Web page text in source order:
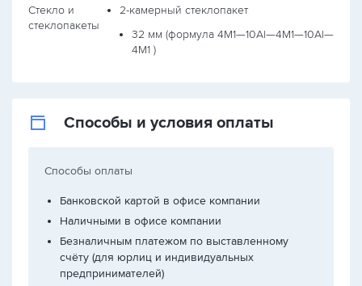
Стекло и
стеклопакеты
2-камерный стеклопакет
32 мм (формула 4М1—10Al—4М1—10Al—
4М1 )
Способы и условия оплаты
Способы оплаты
Банковской картой в офисе компании
Наличными в офисе компании
Безналичным платежом по выставленному
счёту (для юрлиц и индивидуальных
предпринимателей)